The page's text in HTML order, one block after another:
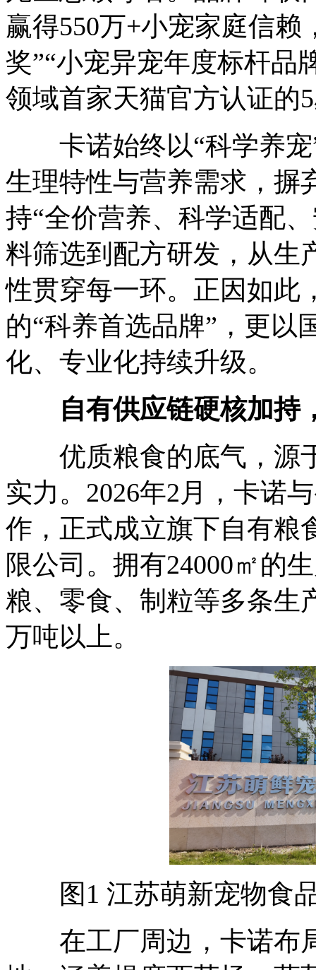
赢得550万+小宠家庭信
奖”“小宠异宠年度标杆品
领域首家天猫官方认证的
卡诺始终以“科学养宠
生理特性与营养需求，摒
持“全价营养、科学适配
料筛选到配方研发，从生
性贯穿每一环。正因如此
的“科养首选品牌”，更以
化、专业化持续升级。
自有供应链硬核加持
优质粮食的底气，源
实力。2026年2月，卡诺
作，正式成立旗下自有
限公司。拥有24000㎡的
粮、零食、制粒等多条生
万吨以上。
图1 江苏萌新宠物食
在工厂周边，卡诺布局